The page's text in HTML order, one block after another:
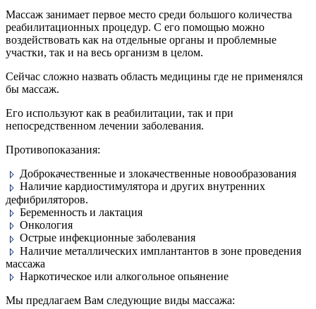
Массаж занимает первое место среди большого количества
реабилитационных процедур. С его помощью можно
воздействовать как на отдельные органы и проблемные
участки, так и на весь организм в целом.
Сейчас сложно назвать область медицины где не применялся
бы массаж.
Его используют как в реабилитации, так и при
непосредственном лечении заболевания.
Противопоказания:
Доброкачественные и злокачественные новообразования
Наличие кардиостимулятора и других внутренних
дефибриляторов.
Беременность и лактация
Онкология
Острые инфекционные заболевания
Наличие металлических имплантантов в зоне проведения
массажа
Наркотическое или алкогольное опьянение
Мы предлагаем Вам следующие виды массажа: